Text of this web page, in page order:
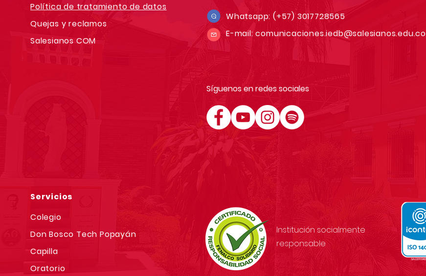
Política de tratamiento de datos
Quejas y reclamos
Salesianos COM
Whatsapp:(+57) 3017728565
E-mail:comunicaciones.iedb@salesianos.edu.co
Síguenos en redes sociales
Servicios
Colegio
Don Bosco Tech Popayán
Capilla
Oratorio
Institución socialmente
responsable